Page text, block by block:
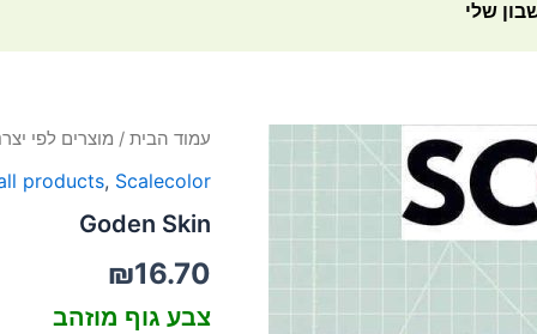
שלי
עמוד הבית / מוצרים לפי
products, Scalecolor
Goden Skin
₪16.70
צבע גוף מוזהב
כמות
Goden